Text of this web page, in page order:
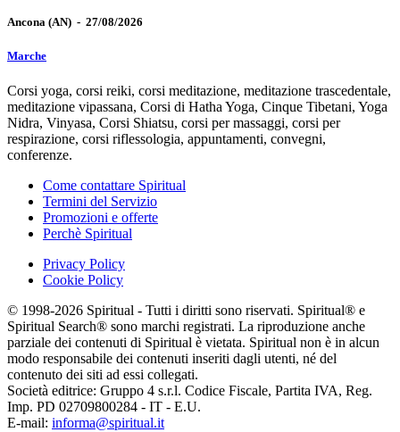
Ancona (AN) - 27/08/2026
Marche
Corsi yoga, corsi reiki, corsi meditazione, meditazione trascedentale,
meditazione vipassana, Corsi di Hatha Yoga, Cinque Tibetani, Yoga
Nidra, Vinyasa, Corsi Shiatsu, corsi per massaggi, corsi per
respirazione, corsi riflessologia, appuntamenti, convegni,
conferenze.
Come contattare Spiritual
Termini del Servizio
Promozioni e offerte
Perchè Spiritual
Privacy Policy
Cookie Policy
© 1998-2026 Spiritual - Tutti i diritti sono riservati. Spiritual® e
Spiritual Search® sono marchi registrati. La riproduzione anche
parziale dei contenuti di Spiritual è vietata. Spiritual non è in alcun
modo responsabile dei contenuti inseriti dagli utenti, né del
contenuto dei siti ad essi collegati.
Società editrice: Gruppo 4 s.r.l. Codice Fiscale, Partita IVA, Reg.
Imp. PD 02709800284 - IT - E.U.
E-mail: informa@spiritual.it